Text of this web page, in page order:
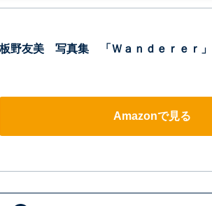
板野友美 写真集 「Ｗａｎｄｅｒｅｒ」
Amazonで見る